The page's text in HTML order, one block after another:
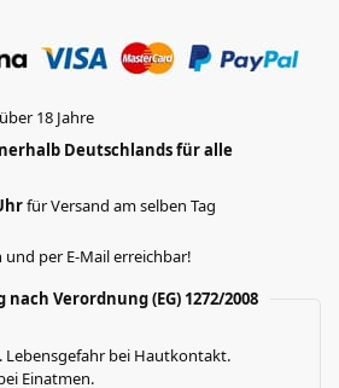
18 Jahre
Deutschlands für alle
für Versand am selben Tag
per E-Mail erreichbar!
Verordnung (EG) 1272/2008
Lebensgefahr bei Hautkontakt.
Einatmen.